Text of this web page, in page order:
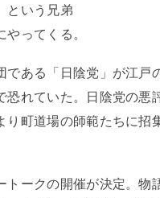
という兄弟
ってくる。
ある「日陰党」が江戸
恐れていた。日陰党の悪
り町道場の師範たちに招
ークの開催が決定。物